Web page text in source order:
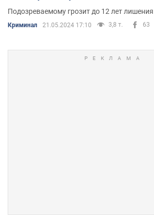
Подозреваемому грозит до 12 лет
Криминал 21.05.2024 17:10 3,8 т. 63